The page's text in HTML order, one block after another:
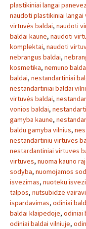
plastikiniai langai
naudoti plastikiniai langai
virtuvės baldai, naudoti
baldai kaune, naudoti
komplektai, naudoti
nebrangus baldai,
kosmetika, nemuno
baldai, nestandartiniai
nestandartiniai baldai
virtuvės baldai,
vonios baldai,
gamyba kaune,
baldu gamyba vilnius,
nestandartiniu virtuves
nestardantiniai virtuves
virtuves, nuoma kauno
sodyba, nuomojamos
isvezimas, nuoteku
talpos, nutsubidze
ispardavimas, odiniai
baldai klaipedoje, odiniai
odiniai baldai vilniuje,